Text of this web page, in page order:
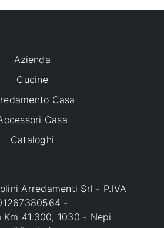
Azienda
Cucine
Casa
Casa
Cataloghi
Arredamenti Srl - P.IVA
-
Km 41.300, 1030 - Nepi